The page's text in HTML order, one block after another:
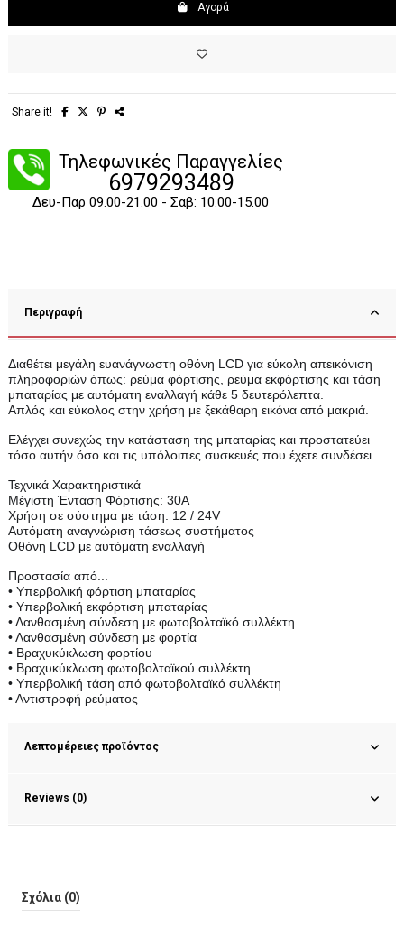
Αγορά
Share it!
Τηλεφωνικές Παραγγελίες
6979293489
Δευ-Παρ 09.00-21.00 - Σαβ: 10.00-15.00
Περιγραφή
Διαθέτει μεγάλη ευανάγνωστη οθόνη LCD για εύκολη απεικόνιση
πληροφοριών όπως: ρεύμα φόρτισης, ρεύμα εκφόρτισης και τάση
μπαταρίας με αυτόματη εναλλαγή κάθε 5 δευτερόλεπτα.
Απλός και εύκολος στην χρήση με ξεκάθαρη εικόνα από μακριά.
Ελέγχει συνεχώς την κατάσταση της μπαταρίας και προστατεύει
τόσο αυτήν όσο και τις υπόλοιπες συσκευές που έχετε συνδέσει.
Τεχνικά Χαρακτηριστικά
Μέγιστη Ένταση Φόρτισης: 30A
Χρήση σε σύστημα με τάση: 12 / 24V
Αυτόματη αναγνώριση τάσεως συστήματος
Οθόνη LCD με αυτόματη εναλλαγή
Προστασία από...
• Υπερβολική φόρτιση μπαταρίας
• Υπερβολική εκφόρτιση μπαταρίας
• Λανθασμένη σύνδεση με φωτοβολταϊκό συλλέκτη
• Λανθασμένη σύνδεση με φορτία
• Βραχυκύκλωση φορτίου
• Βραχυκύκλωση φωτοβολταϊκού συλλέκτη
• Υπερβολική τάση από φωτοβολταϊκό συλλέκτη
• Αντιστροφή ρεύματος
Λεπτομέρειες προϊόντος
Reviews (0)
Σχόλια (0)